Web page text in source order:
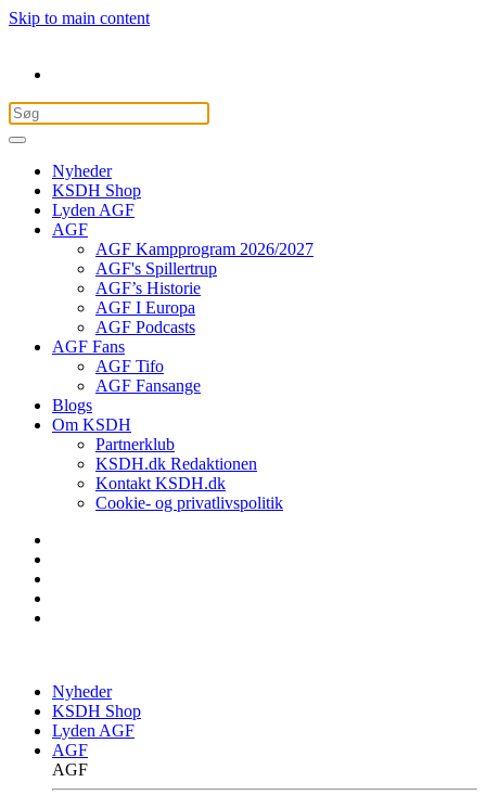
Skip to main content
Nyheder
KSDH Shop
Lyden AGF
AGF
AGF Kampprogram 2026/2027
AGF's Spillertrup
AGF’s Historie
AGF I Europa
AGF Podcasts
AGF Fans
AGF Tifo
AGF Fansange
Blogs
Om KSDH
Partnerklub
KSDH.dk Redaktionen
Kontakt KSDH.dk
Cookie- og privatlivspolitik
Nyheder
KSDH Shop
Lyden AGF
AGF
AGF